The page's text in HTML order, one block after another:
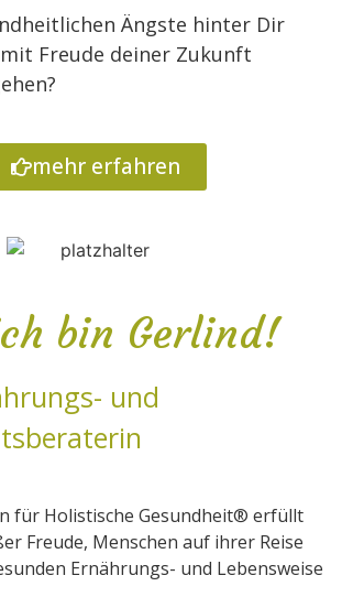
Ängste hinter Dir
Freude deiner Zukunft
mehr erfahren
bin Gerlind!
und
für Holistische Gesundheit® erfüllt
Freude, Menschen auf ihrer Reise
Ernährungs- und Lebensweise